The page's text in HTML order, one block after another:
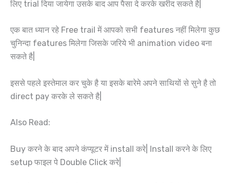
लिए trial दिया जायेगा उसके बाद आप पैसा दे करके खरीद सकते है|
एक बात ध्यान रहे Free trail में आपको सभी features नहीं मिलेगा कुछ
चुनिन्दा features मिलेगा जिसके जरिये भी animation video बना
सकते है|
इससे पहले इस्तेमाल कर चुके है या इसके बारेमे अपने साथियों से सुने है तो
direct pay करके ले सकते है|
Also Read:
Buy करने के बाद अपने कंप्यूटर में install करे| Install करने के लिए
setup फाइल पे Double Click करे|